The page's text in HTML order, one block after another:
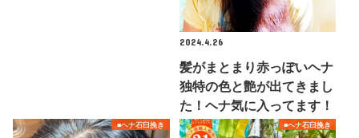
2024.4.26
髪がまとまり赤っぽいヘナ
独特の色と艶が出てきまし
た！ヘナ気に入ってます！
■ヘナ石臼挽き ■ヘナ石臼挽き